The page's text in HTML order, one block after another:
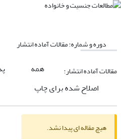
دوره و شماره:مقالات آماده انتشار
مقالات آماده انتشار:
همه
اصلاح شده برای چاپ
هیچ مقاله ای پیدا نشد.